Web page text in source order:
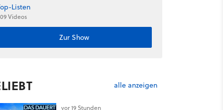
Listen
Videos
Zur Show
alle anzeigen
vor 19 Stunden